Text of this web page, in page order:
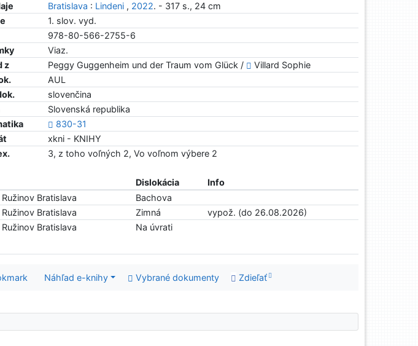
Bratislava : Lindeni , 2022. - 317 s., 24 cm
1. slov. vyd.
978-80-566-2755-6
Viaz.
z
Peggy Guggenheim und der Traum vom Glück /
Villard Sophie
AUL
slovenčina
Slovenská republika
830-31
xkni - KNIHY
3, z toho voľných 2, Vo voľnom výbere 2
Dislokácia
Info
Bratislava
Bachova
Bratislava Zimná
vypož. (do 26.08.2026)
Bratislava Na úvrati
Náhľad e-knihy Vybrané dokumenty Zdieľať